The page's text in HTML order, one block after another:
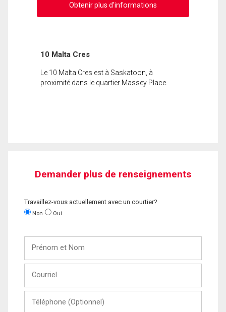
Obtenir plus d'informations
10 Malta Cres
Le 10 Malta Cres est à Saskatoon, à
proximité dans le quartier Massey Place.
Demander plus de renseignements
Travaillez-vous actuellement avec un courtier?
Non Oui
Nom
(Optionnel)